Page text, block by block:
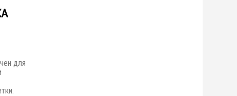
для